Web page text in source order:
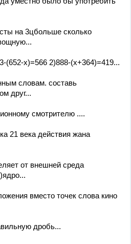
на 3цбольше сколько
(652-x)=566 2)888-(x+364)=419...
словам. составь
друг...
смотрителю ....
21 века действия жана
от внешней среда
вместо точек слова кино
дробь...